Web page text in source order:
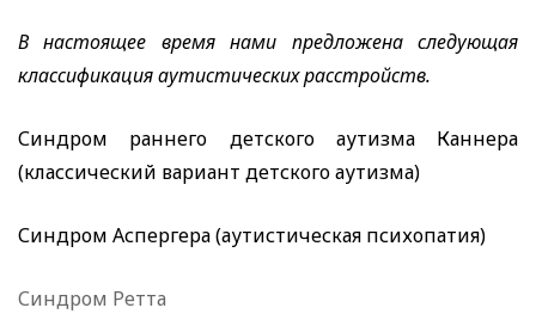
В настоящее время нами предложена следующая
классификация аутистических расстройств.
Синдром раннего детского аутизма Каннера
(классический вариант детского аутизма)
Синдром Аспергера (аутистическая психопатия)
Синдром Ретта